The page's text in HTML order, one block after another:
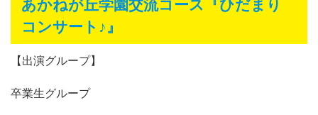
あかねが丘学園交流コース『ひだまり
コンサート♪』
【出演グループ】
卒業生グループ